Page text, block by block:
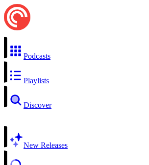
Podcasts
Playlists
Discover
New Releases